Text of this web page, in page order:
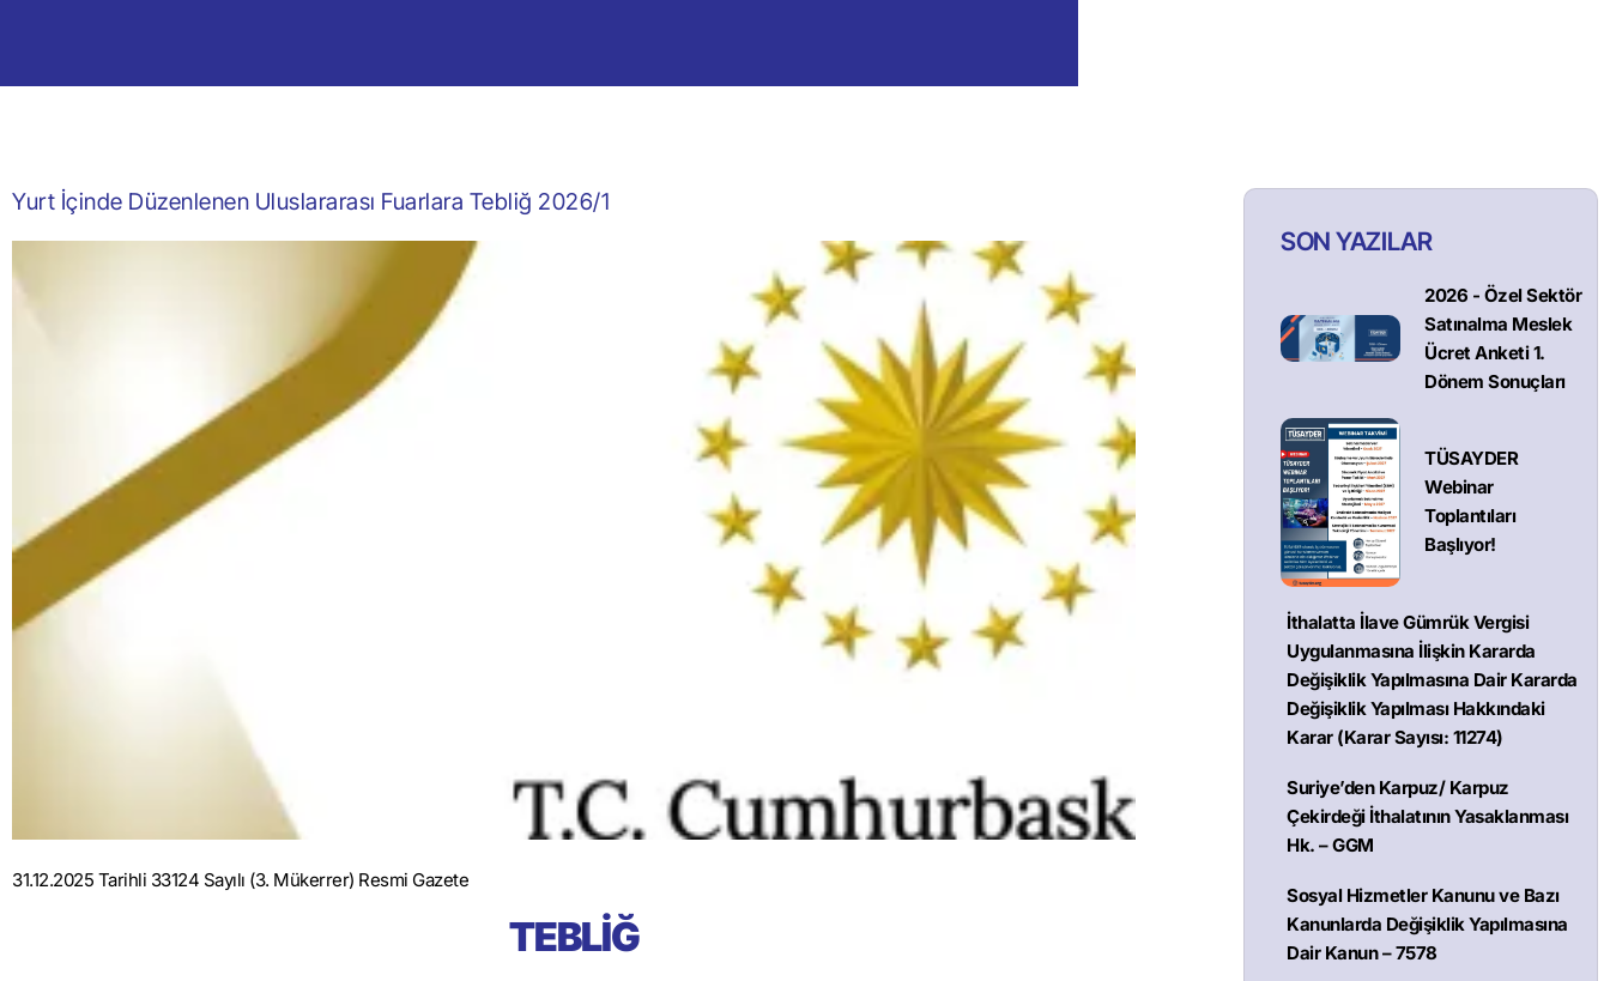
Yurt İçinde Düzenlenen Uluslararası Fuarlara Tebliğ 2026/1
31.12.2025 Tarihli 33124 Sayılı (3. Mükerrer) Resmi Gazete
TEBLİĞ
SON YAZILAR
2026 - Özel Sektör
Satınalma Meslek
Ücret Anketi 1.
Dönem Sonuçları
TÜSAYDER
Webinar
Toplantıları
Başlıyor!
İthalatta İlave Gümrük Vergisi
Uygulanmasına İlişkin Kararda
Değişiklik Yapılmasına Dair Kararda
Değişiklik Yapılması Hakkındaki
Karar (Karar Sayısı: 11274)
Suriye’den Karpuz/ Karpuz
Çekirdeği İthalatının Yasaklanması
Hk. – GGM
Sosyal Hizmetler Kanunu ve Bazı
Kanunlarda Değişiklik Yapılmasına
Dair Kanun – 7578